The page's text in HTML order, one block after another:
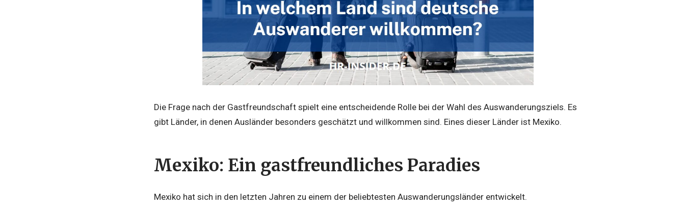
Die Frage nach der Gastfreundschaft spielt eine entscheidende Rolle bei der Wahl des Auswanderungsziels. Es
gibt Länder, in denen Ausländer besonders geschätzt und willkommen sind. Eines dieser Länder ist Mexiko.
Mexiko: Ein gastfreundliches Paradies
Mexiko hat sich in den letzten Jahren zu einem der beliebtesten Auswanderungsländer entwickelt.